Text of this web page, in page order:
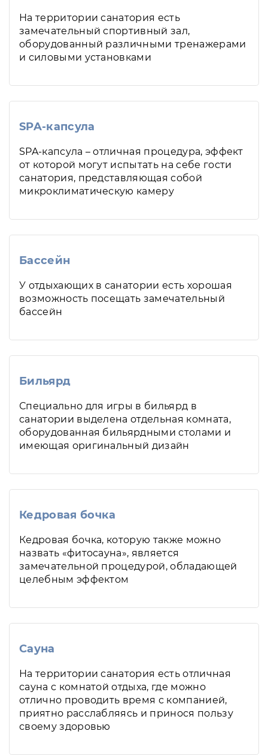
На территории санатория есть
замечательный спортивный зал,
оборудованный различными тренажерами
и силовыми установками
SPA-капсула
SPA-капсула – отличная процедура, эффект
от которой могут испытать на себе гости
санатория, представляющая собой
микроклиматическую камеру
Бассейн
У отдыхающих в санатории есть хорошая
возможность посещать замечательный
бассейн
Бильярд
Специально для игры в бильярд в
санатории выделена отдельная комната,
оборудованная бильярдными столами и
имеющая оригинальный дизайн
Кедровая бочка
Кедровая бочка, которую также можно
назвать «фитосауна», является
замечательной процедурой, обладающей
целебным эффектом
Сауна
На территории санатория есть отличная
сауна с комнатой отдыха, где можно
отлично проводить время с компанией,
приятно расслабляясь и принося пользу
своему здоровью